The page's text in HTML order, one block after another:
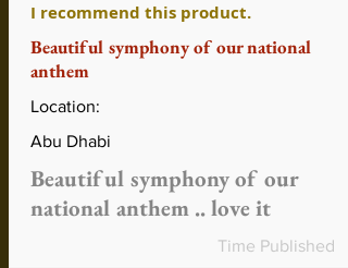
I recommend this product.
Beautiful symphony of our national
anthem
Location:
Abu Dhabi
Beautiful symphony of our
national anthem .. love it
Time Published